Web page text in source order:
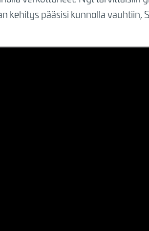
kehitys pääsisi kunnolla vauhtiin,